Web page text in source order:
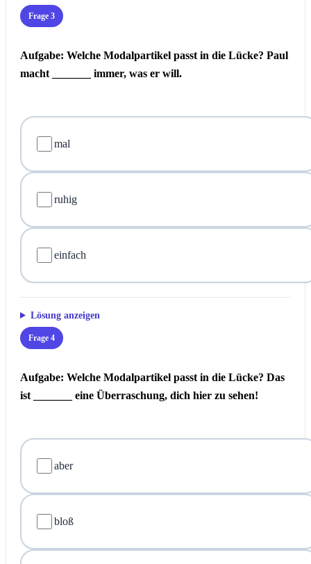
Frage 3
Aufgabe: Welche Modalpartikel passt in die Lücke? Paul
macht _______ immer, was er will.
mal
ruhig
einfach
Lösung anzeigen
Frage 4
Aufgabe: Welche Modalpartikel passt in die Lücke? Das
ist _______ eine Überraschung, dich hier zu sehen!
aber
bloß